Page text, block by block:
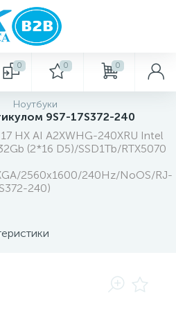
0 0 0
Ноутбуки
9S7-17S372-240
HX AI A2XWHG-240XRU Intel
(2*16 D5)/SSD1Tb/RTX5070
2560x1600/240Hz/NoOS/RJ-
240)